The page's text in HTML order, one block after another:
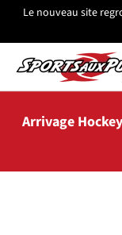
ALLER AU
Le nouveau site
Arrivage